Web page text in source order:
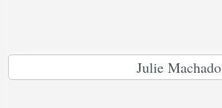
Julie Machado